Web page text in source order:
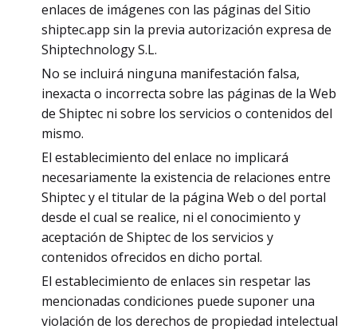
enlaces de imágenes con las páginas del Sitio
shiptec.app sin la previa autorización expresa de
Shiptechnology S.L.
No se incluirá ninguna manifestación falsa,
inexacta o incorrecta sobre las páginas de la Web
de Shiptec ni sobre los servicios o contenidos del
mismo.
El establecimiento del enlace no implicará
necesariamente la existencia de relaciones entre
Shiptec y el titular de la página Web o del portal
desde el cual se realice, ni el conocimiento y
aceptación de Shiptec de los servicios y
contenidos ofrecidos en dicho portal.
El establecimiento de enlaces sin respetar las
mencionadas condiciones puede suponer una
violación de los derechos de propiedad intelectual